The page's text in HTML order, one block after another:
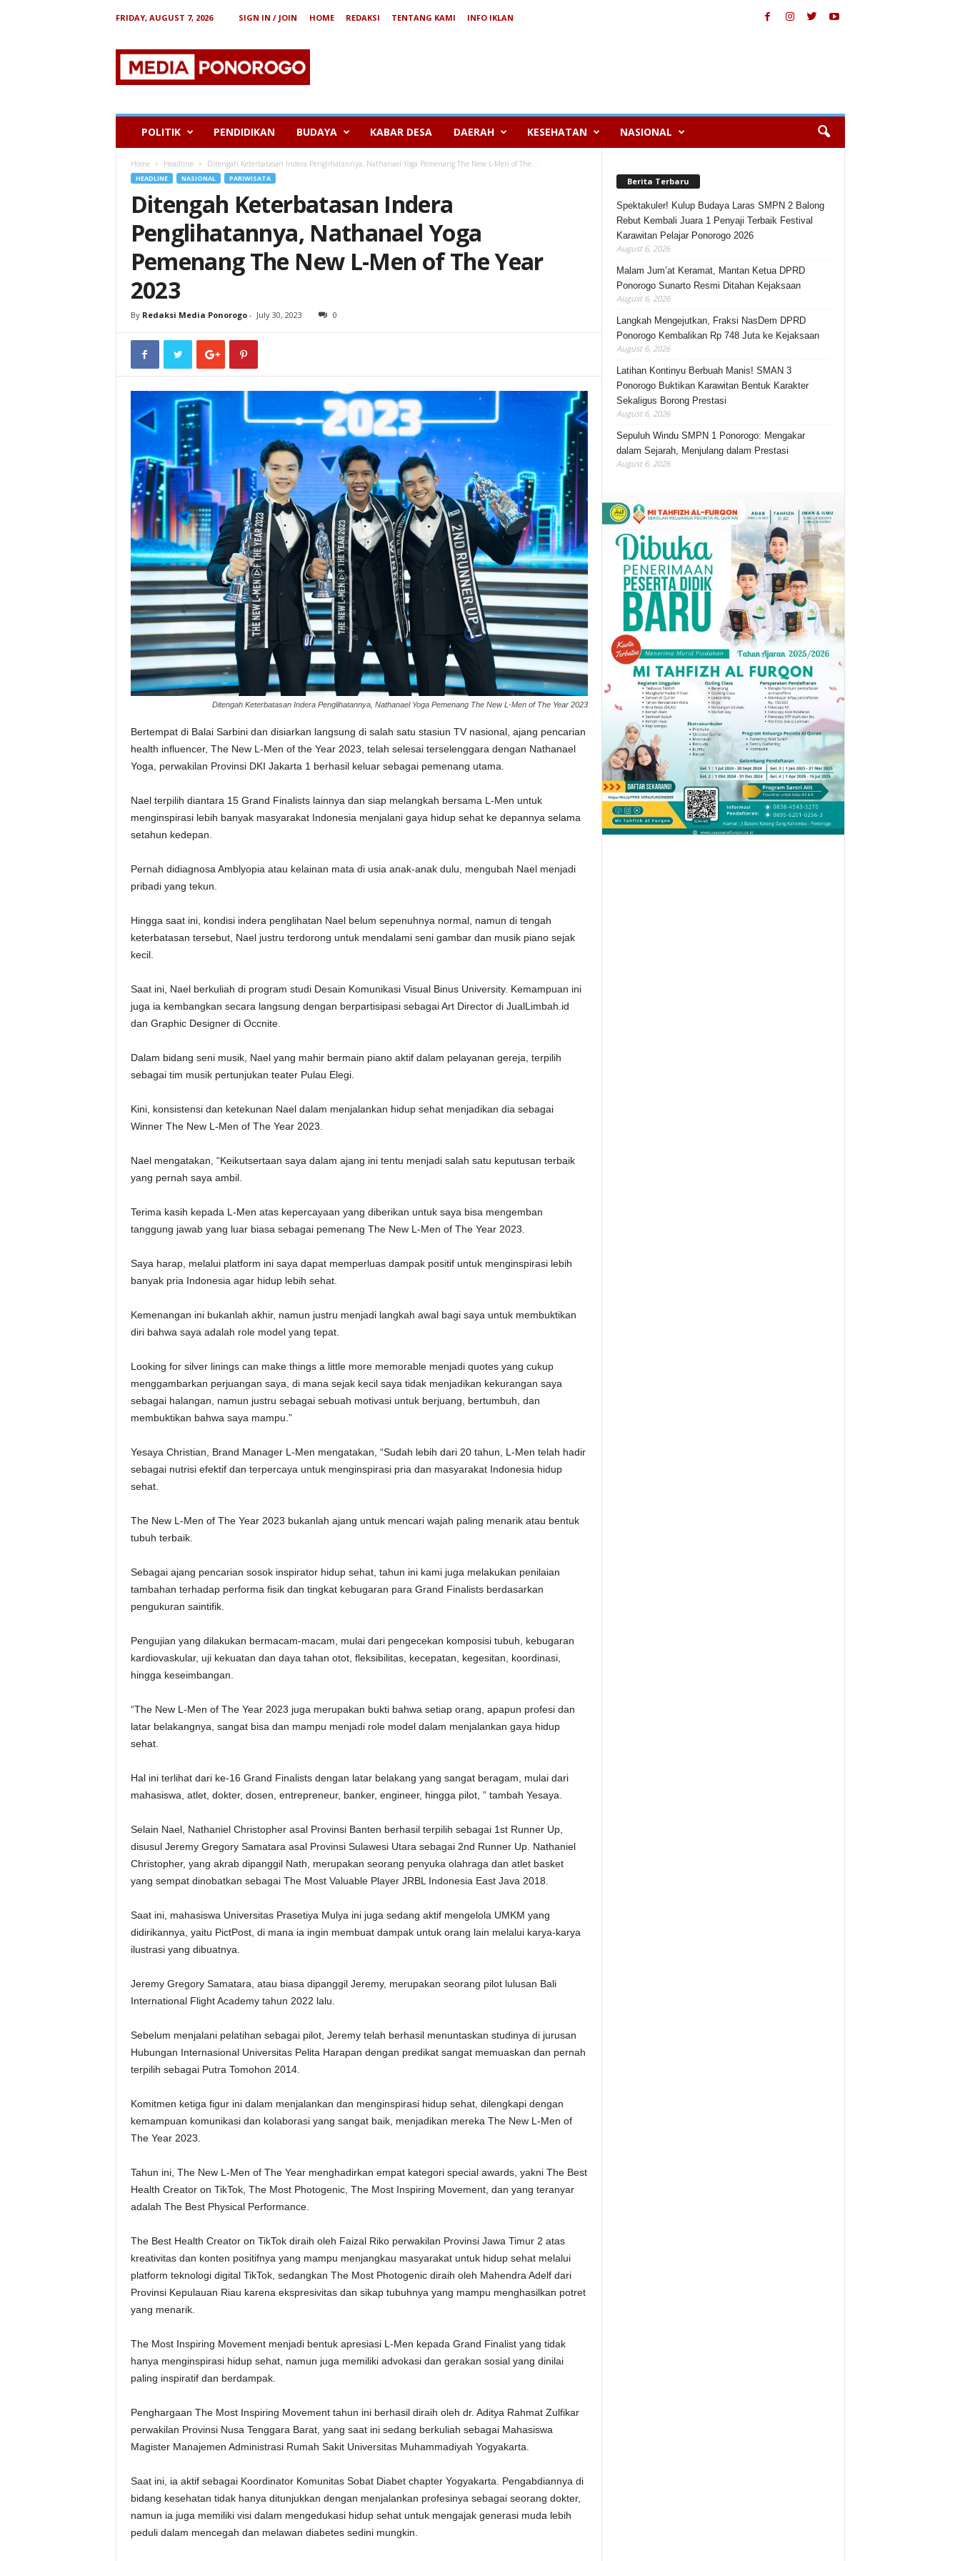
FRIDAY, AUGUST 7, 2026 SIGN IN / JOIN HOME REDAKSI TENTANG KAMI
INFO IKLAN
e
POLITIK PENDIDIKAN BUDAYA KABAR DESA DAERAH KESEHATAN NASIONAL
Home Headline Ditengah Keterbatasan Indera Penglihatannya, Nathanael Yoga Pemenang The New L-Men of The...
HEADLINE NASIONAL PARIWISATA
Ditengah Keterbatasan Indera
Penglihatannya, Nathanael Yoga
Pemenang The New L-Men of The Year
2023
By Redaksi Media Ponorogo- July 30, 2023 0
Ditengah Keterbatasan Indera Penglihatannya, Nathanael Yoga Pemenang The New L-Men of The Year 2023
Bertempat di Balai Sarbini dan disiarkan langsung di salah satu stasiun TV nasional, ajang pencarian
health influencer, The New L-Men of the Year 2023, telah selesai terselenggara dengan Nathanael
Yoga, perwakilan Provinsi DKI Jakarta 1 berhasil keluar sebagai pemenang utama.
Nael terpilih diantara 15 Grand Finalists lainnya dan siap melangkah bersama L-Men untuk
menginspirasi lebih banyak masyarakat Indonesia menjalani gaya hidup sehat ke depannya selama
setahun kedepan.
Pernah didiagnosa Amblyopia atau kelainan mata di usia anak-anak dulu, mengubah Nael menjadi
pribadi yang tekun.
Hingga saat ini, kondisi indera penglihatan Nael belum sepenuhnya normal, namun di tengah
keterbatasan tersebut, Nael justru terdorong untuk mendalami seni gambar dan musik piano sejak
kecil.
Saat ini, Nael berkuliah di program studi Desain Komunikasi Visual Binus University. Kemampuan ini
juga ia kembangkan secara langsung dengan berpartisipasi sebagai Art Director di JualLimbah.id
dan Graphic Designer di Occnite.
Dalam bidang seni musik, Nael yang mahir bermain piano aktif dalam pelayanan gereja, terpilih
sebagai tim musik pertunjukan teater Pulau Elegi.
Kini, konsistensi dan ketekunan Nael dalam menjalankan hidup sehat menjadikan dia sebagai
Winner The New L-Men of The Year 2023.
Nael mengatakan, “Keikutsertaan saya dalam ajang ini tentu menjadi salah satu keputusan terbaik
yang pernah saya ambil.
Terima kasih kepada L-Men atas kepercayaan yang diberikan untuk saya bisa mengemban
tanggung jawab yang luar biasa sebagai pemenang The New L-Men of The Year 2023.
Saya harap, melalui platform ini saya dapat memperluas dampak positif untuk menginspirasi lebih
banyak pria Indonesia agar hidup lebih sehat.
Kemenangan ini bukanlah akhir, namun justru menjadi langkah awal bagi saya untuk membuktikan
diri bahwa saya adalah role model yang tepat.
Looking for silver linings can make things a little more memorable menjadi quotes yang cukup
menggambarkan perjuangan saya, di mana sejak kecil saya tidak menjadikan kekurangan saya
sebagai halangan, namun justru sebagai sebuah motivasi untuk berjuang, bertumbuh, dan
membuktikan bahwa saya mampu.”
Yesaya Christian, Brand Manager L-Men mengatakan, “Sudah lebih dari 20 tahun, L-Men telah hadir
sebagai nutrisi efektif dan terpercaya untuk menginspirasi pria dan masyarakat Indonesia hidup
sehat.
The New L-Men of The Year 2023 bukanlah ajang untuk mencari wajah paling menarik atau bentuk
tubuh terbaik.
Sebagai ajang pencarian sosok inspirator hidup sehat, tahun ini kami juga melakukan penilaian
tambahan terhadap performa fisik dan tingkat kebugaran para Grand Finalists berdasarkan
pengukuran saintifik.
Pengujian yang dilakukan bermacam-macam, mulai dari pengecekan komposisi tubuh, kebugaran
kardiovaskular, uji kekuatan dan daya tahan otot, fleksibilitas, kecepatan, kegesitan, koordinasi,
hingga keseimbangan.
“The New L-Men of The Year 2023 juga merupakan bukti bahwa setiap orang, apapun profesi dan
latar belakangnya, sangat bisa dan mampu menjadi role model dalam menjalankan gaya hidup
sehat.
Hal ini terlihat dari ke-16 Grand Finalists dengan latar belakang yang sangat beragam, mulai dari
mahasiswa, atlet, dokter, dosen, entrepreneur, banker, engineer, hingga pilot, ” tambah Yesaya.
Selain Nael, Nathaniel Christopher asal Provinsi Banten berhasil terpilih sebagai 1st Runner Up,
disusul Jeremy Gregory Samatara asal Provinsi Sulawesi Utara sebagai 2nd Runner Up. Nathaniel
Christopher, yang akrab dipanggil Nath, merupakan seorang penyuka olahraga dan atlet basket
yang sempat dinobatkan sebagai The Most Valuable Player JRBL Indonesia East Java 2018.
Saat ini, mahasiswa Universitas Prasetiya Mulya ini juga sedang aktif mengelola UMKM yang
didirikannya, yaitu PictPost, di mana ia ingin membuat dampak untuk orang lain melalui karya-karya
ilustrasi yang dibuatnya.
Jeremy Gregory Samatara, atau biasa dipanggil Jeremy, merupakan seorang pilot lulusan Bali
International Flight Academy tahun 2022 lalu.
Sebelum menjalani pelatihan sebagai pilot, Jeremy telah berhasil menuntaskan studinya di jurusan
Hubungan Internasional Universitas Pelita Harapan dengan predikat sangat memuaskan dan pernah
terpilih sebagai Putra Tomohon 2014.
Komitmen ketiga figur ini dalam menjalankan dan menginspirasi hidup sehat, dilengkapi dengan
kemampuan komunikasi dan kolaborasi yang sangat baik, menjadikan mereka The New L-Men of
The Year 2023.
Tahun ini, The New L-Men of The Year menghadirkan empat kategori special awards, yakni The Best
Health Creator on TikTok, The Most Photogenic, The Most Inspiring Movement, dan yang teranyar
adalah The Best Physical Performance.
The Best Health Creator on TikTok diraih oleh Faizal Riko perwakilan Provinsi Jawa Timur 2 atas
kreativitas dan konten positifnya yang mampu menjangkau masyarakat untuk hidup sehat melalui
platform teknologi digital TikTok, sedangkan The Most Photogenic diraih oleh Mahendra Adelf dari
Provinsi Kepulauan Riau karena ekspresivitas dan sikap tubuhnya yang mampu menghasilkan potret
yang menarik.
The Most Inspiring Movement menjadi bentuk apresiasi L-Men kepada Grand Finalist yang tidak
hanya menginspirasi hidup sehat, namun juga memiliki advokasi dan gerakan sosial yang dinilai
paling inspiratif dan berdampak.
Penghargaan The Most Inspiring Movement tahun ini berhasil diraih oleh dr. Aditya Rahmat Zulfikar
perwakilan Provinsi Nusa Tenggara Barat, yang saat ini sedang berkuliah sebagai Mahasiswa
Magister Manajemen Administrasi Rumah Sakit Universitas Muhammadiyah Yogyakarta.
Saat ini, ia aktif sebagai Koordinator Komunitas Sobat Diabet chapter Yogyakarta. Pengabdiannya di
bidang kesehatan tidak hanya ditunjukkan dengan menjalankan profesinya sebagai seorang dokter,
namun ia juga memiliki visi dalam mengedukasi hidup sehat untuk mengajak generasi muda lebih
peduli dalam mencegah dan melawan diabetes sedini mungkin.
Berita Terbaru
Spektakuler! Kulup Budaya Laras SMPN 2 Balong
Rebut Kembali Juara 1 Penyaji Terbaik Festival
Karawitan Pelajar Ponorogo 2026
August 6, 2026
Malam Jum’at Keramat, Mantan Ketua DPRD
Ponorogo Sunarto Resmi Ditahan Kejaksaan
August 6, 2026
Langkah Mengejutkan, Fraksi NasDem DPRD
Ponorogo Kembalikan Rp 748 Juta ke Kejaksaan
August 6, 2026
Latihan Kontinyu Berbuah Manis! SMAN 3
Ponorogo Buktikan Karawitan Bentuk Karakter
Sekaligus Borong Prestasi
August 6, 2026
Sepuluh Windu SMPN 1 Ponorogo: Mengakar
dalam Sejarah, Menjulang dalam Prestasi
August 6, 2026